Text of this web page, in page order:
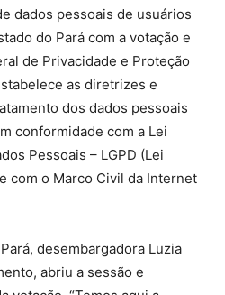
dados pessoais de usuários
do Pará com a votação e
de Privacidade e Proteção
as diretrizes e
dos dados pessoais
conformidade com a Lei
Pessoais – LGPD (Lei
com o Marco Civil da Internet
desembargadora Luzia
abriu a sessão e